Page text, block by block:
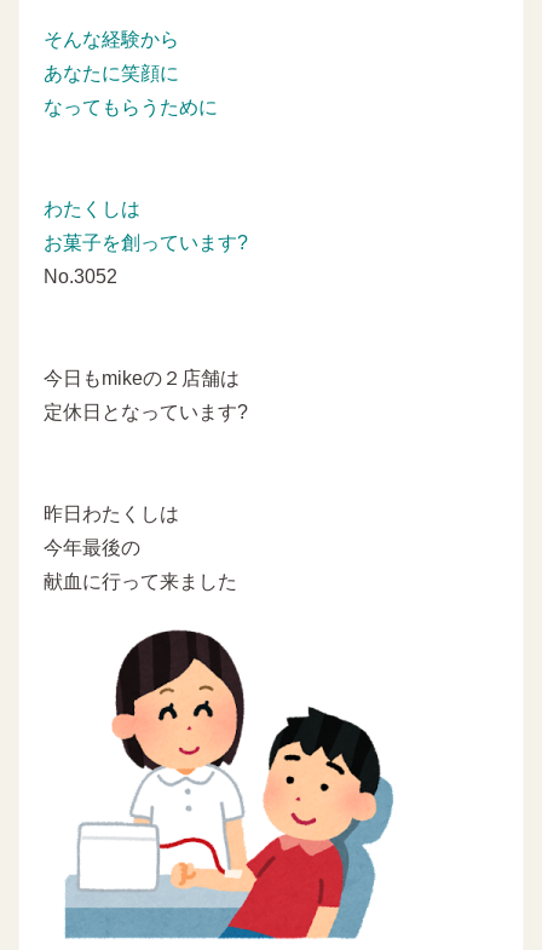
そんな経験から
あなたに笑顔に
なってもらうために
わたくしは
お菓子を創っています?
No.3052
今日もmikeの２店舗は
定休日となっています?
昨日わたくしは
今年最後の
献血に行って来ました